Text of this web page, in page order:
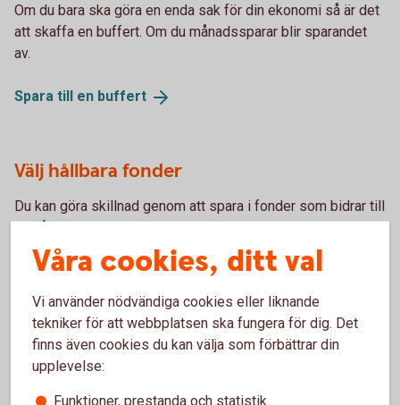
Om du bara ska göra en enda sak för din ekonomi så är det
att skaffa en buffert. Om du månadssparar blir sparandet
av.
Spara till en buffert
Välj hållbara fonder
Du kan göra skillnad genom att spara i fonder som bidrar till
en hållbar utveckling. Fonderna kan till exempel utesluta
vissa bolag eller försöka påverka dem. I vår fondlista kan
du filtrera fram olika hållbara fonder.
Hållbarhet i
Våra cookies, ditt val
Vi använder nödvändiga cookies eller liknande
tekniker för att webbplatsen ska fungera för dig. Det
finns även cookies du kan välja som förbättrar din
upplevelse:
Funktioner, prestanda och statistik